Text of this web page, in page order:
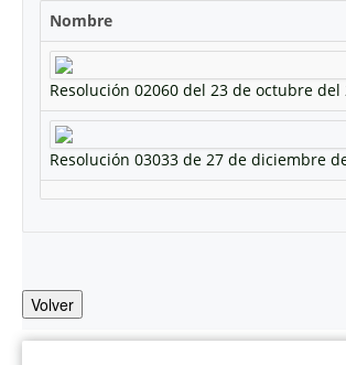
Nombre
Resolución 02060 del 23 de octubre del
Resolución 03033 de 27 de diciembre
Volver